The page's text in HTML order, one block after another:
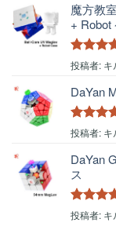
魔方教
+ Robot
5段階中
投稿者:
DaYan
5段階中
投稿者:
DaYan
ス
5段階中
投稿者: